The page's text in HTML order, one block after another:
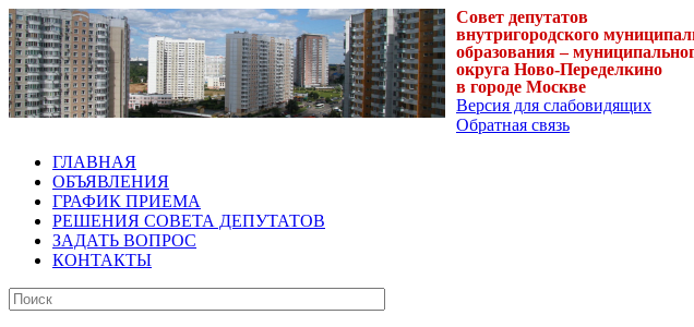
Совет депутатов
внутригородского
образования –
округа Ново-Переделкино
в городе Москве
Версия для слабовидящих
Обратная связь
ГЛАВНАЯ
ОБЪЯВЛЕНИЯ
ГРАФИК ПРИЕМА
РЕШЕНИЯ СОВЕТА ДЕПУТАТОВ
ЗАДАТЬ ВОПРОС
КОНТАКТЫ